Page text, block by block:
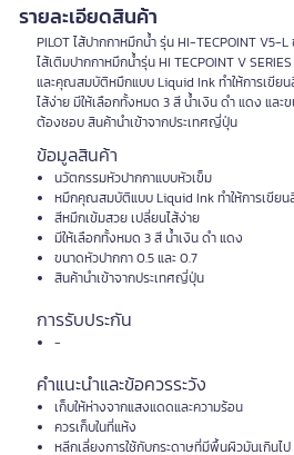
รายละเอียดสินค้า
PILOT ไส้ปากกาหมึกน้ำ รุ่น HI-TECPOINT V5-
ไส้เติมปากกาหมึกน้ำรุ่น HI TECPOINT V
และคุณสมบัติหมึกแบบ Liquid Ink ทำให้การเขีย
ไส้ง่าย มีให้เลือกทั้งหมด 3 สี น้ำเงิน ดำ แดง และ
ต้องชอบ สินค้านำเข้าจากประเทศญี่ปุ่น
ข้อมูลสินค้า
นวัตกรรมหัวปากกาแบบหัวเข็ม
หมึกคุณสมบัติแบบ Liquid Ink ทำให้การเขียน
สีหมึกเข้มสวย เปลี่ยนไส้ง่าย
มีให้เลือกทั้งหมด 3 สี น้ำเงิน ดำ แดง
ขนาดหัวปากกา 0.5 และ 0.7
สินค้านำเข้าจากประเทศญี่ปุ่น
การรับประกัน
-
คำแนะนำและข้อควรระวัง
เก็บให้ห่างจากแสงแดดและความร้อน
ควรเก็บในที่แห้ง
หลีกเลี่ยงการใช้กับกระดาษที่มีพื้นผิวมันเกินไป